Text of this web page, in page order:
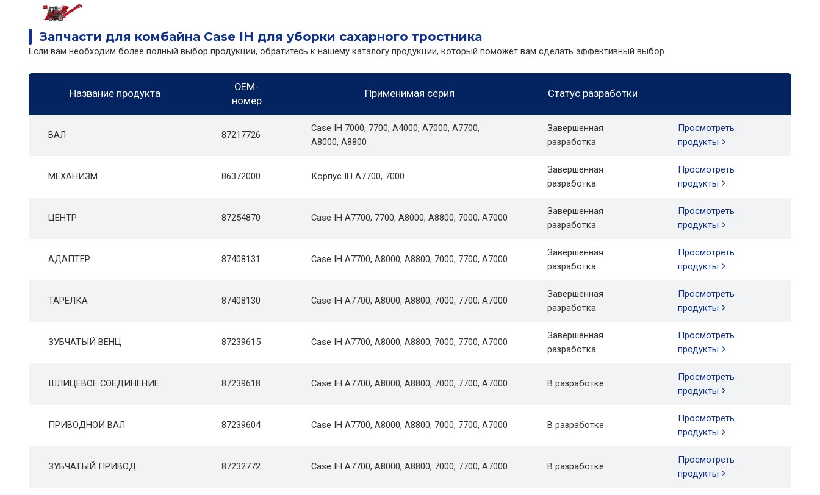
Запчасти для комбайна Case IH для уборки сахарного тростника
Если вам необходим более полный выбор продукции, обратитесь к нашему каталогу продукции, который поможет вам сделать эффективный выбор.
Название продукта
OEM-
номер
Применимая серия Статус разработки
ВАЛ 87217726
Case IH 7000, 7700, A4000, A7000, A7700,
A8000, A8800
Завершенная
разработка
Просмотреть
продукты
МЕХАНИЗМ 86372000 Корпус IH A7700, 7000
Завершенная
разработка
Просмотреть
продукты
ЦЕНТР 87254870 Case IH A7700, 7700, A8000, A8800, 7000, A7000
Завершенная
разработка
Просмотреть
продукты
АДАПТЕР 87408131 Case IH A7700, A8000, A8800, 7000, 7700, A7000
Завершенная
разработка
Просмотреть
продукты
ТАРЕЛКА 87408130 Case IH A7700, A8000, A8800, 7000, 7700, A7000
Завершенная
разработка
Просмотреть
продукты
ЗУБЧАТЫЙ ВЕНЦ 87239615 Case IH A7700, A8000, A8800, 7000, 7700, A7000
Завершенная
разработка
Просмотреть
продукты
ШЛИЦЕВОЕ СОЕДИНЕНИЕ 87239618 Case IH A7700, A8000, A8800, 7000, 7700, A7000 В разработке
Просмотреть
продукты
ПРИВОДНОЙ ВАЛ 87239604 Case IH A7700, A8000, A8800, 7000, 7700, A7000 В разработке
Просмотреть
продукты
ЗУБЧАТЫЙ ПРИВОД 87232772 Case IH A7700, A8000, A8800, 7000, 7700, A7000 В разработке
Просмотреть
продукты